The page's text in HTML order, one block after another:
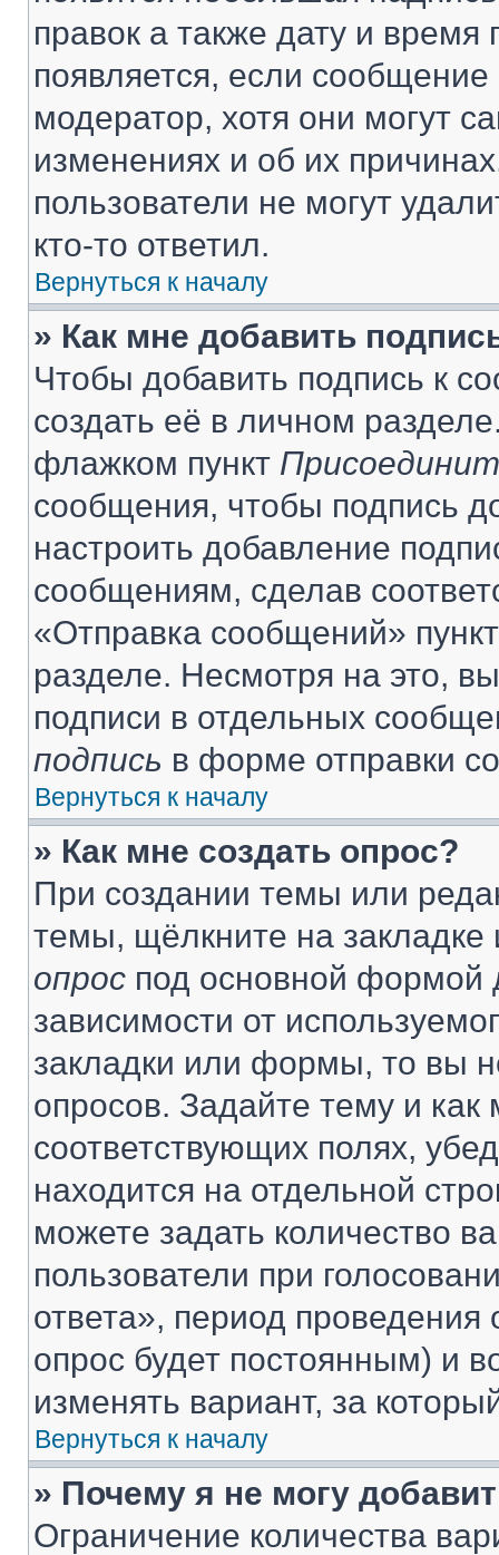
правок а также дату и
появляется, если
модератор, хотя они могут
изменениях и об их
пользователи не могут
кто-то ответил.
Вернуться к началу
» Как мне добавить
Чтобы добавить подпись к
создать её в личном
флажком пункт
сообщения, чтобы подпись
настроить добавление
сообщениям, сделав
«Отправка сообщений»
разделе. Несмотря на это,
подписи в отдельных
подпись в форме отправки
Вернуться к началу
» Как мне создать опрос?
При создании темы или
темы, щёлкните на
опрос под основной формой
зависимости от
закладки или формы, то вы
опросов. Задайте тему и
соответствующих полях,
находится на отдельной
можете задать количество
пользователи при
ответа», период проведения
опрос будет постоянным) и
изменять вариант, за
Вернуться к началу
» Почему я не могу
Ограничение количества